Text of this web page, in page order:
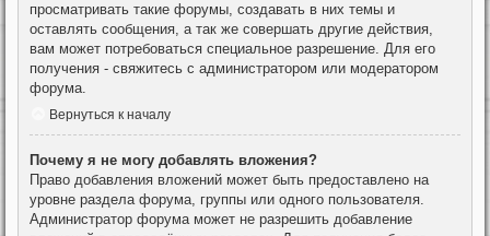
просматривать такие форумы, создавать в них темы и
оставлять сообщения, а так же совершать другие действия,
вам может потребоваться специальное разрешение. Для его
получения - свяжитесь с администратором или модератором
форума.
Вернуться к началу
Почему я не могу добавлять вложения?
Право добавления вложений может быть предоставлено на
уровне раздела форума, группы или одного пользователя.
Администратор форума может не разрешить добавление